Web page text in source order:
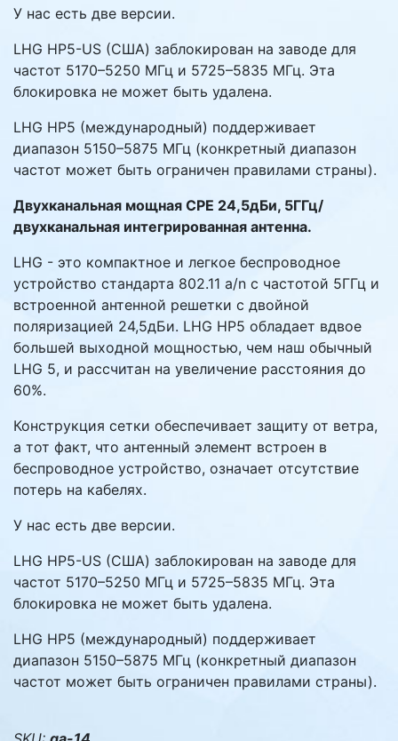
У нас есть две версии.
LHG HP5-US (США) заблокирован на заводе для
частот 5170–5250 МГц и 5725–5835 МГц. Эта
блокировка не может быть удалена.
LHG HP5 (международный) поддерживает
диапазон 5150–5875 МГц (конкретный диапазон
частот может быть ограничен правилами страны).
Двухканальная мощная CPE 24,5дБи, 5ГГц/
двухканальная интегрированная антенна.
LHG - это компактное и легкое беспроводное
устройство стандарта 802.11 a/n с частотой 5ГГц и
встроенной антенной решетки с двойной
поляризацией 24,5дБи. LHG HP5 обладает вдвое
большей выходной мощностью, чем наш обычный
LHG 5, и рассчитан на увеличение расстояния до
60%.
Конструкция сетки обеспечивает защиту от ветра,
а тот факт, что антенный элемент встроен в
беспроводное устройство, означает отсутствие
потерь на кабелях.
У нас есть две версии.
LHG HP5-US (США) заблокирован на заводе для
частот 5170–5250 МГц и 5725–5835 МГц. Эта
блокировка не может быть удалена.
LHG HP5 (международный) поддерживает
диапазон 5150–5875 МГц (конкретный диапазон
частот может быть ограничен правилами страны).